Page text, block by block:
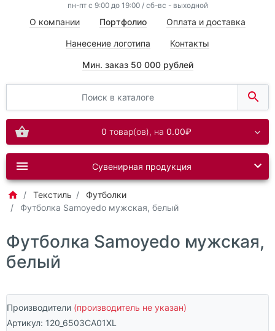
пн-пт с 9:00 до 19:00 / сб-вс - выходной
О компании Портфолио Оплата и доставка
Нанесение логотипа Контакты
Мин. заказ 50 000 рублей
0 товар(ов), на 0.00₽
Сувенирная продукция
Текстиль
Футболки
Футболка Samoyedo мужская, белый
Футболка Samoyedo мужская,
белый
Производители (производитель не указан)
Артикул: 120_6503CA01XL